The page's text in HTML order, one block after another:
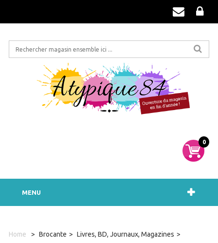
0
MENU
Home > Brocante > Livres, BD, Journaux, Magazines >